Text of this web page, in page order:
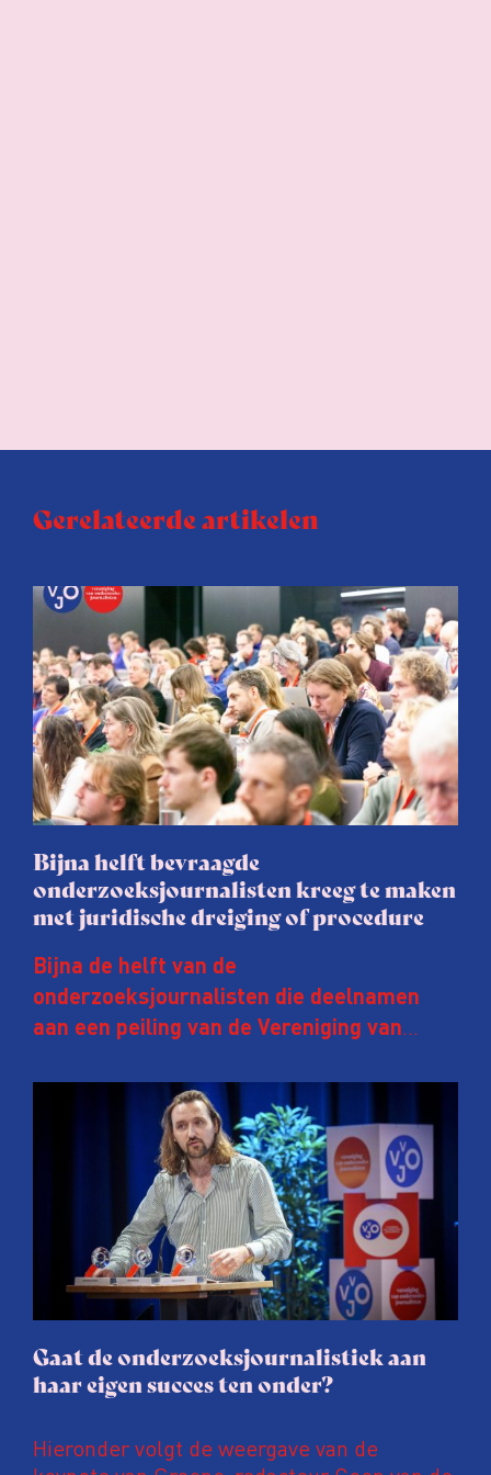
Gerelateerde artikelen
Bijna helft bevraagde
onderzoeksjournalisten kreeg te maken
met juridische dreiging of procedure
Bijna de helft van de
onderzoeksjournalisten die deelnamen
aan een peiling van de Vereniging van
afgelopen twee jaar te maken met
juridische dreiging of een juridische
procedure rond het eigen werk. Dat kost
journalisten tijd, ook ervaren zij stress en
soms worden publicaties aangepast of
gaat de hele publicatie zelfs niet door.
Gaat de onderzoeksjournalistiek aan
haar eigen succes ten onder?
Hieronder volgt de weergave van de